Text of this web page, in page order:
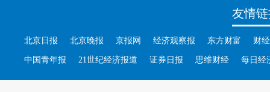
友情
北京日报 北京晚报 京报网 经济观察报 东方财富 财
中国青年报 21世纪经济报道 证券日报 思维财经 每日经